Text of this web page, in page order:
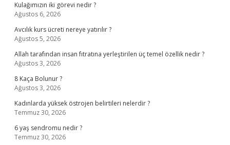
Kulağımızın iki görevi nedir ?
Ağustos 6, 2026
Avcılık kurs ücreti nereye yatırılır ?
Ağustos 5, 2026
Allah tarafından insan fıtratına yerleştirilen üç temel özellik nedir ?
Ağustos 3, 2026
8 Kaça Bolunur ?
Ağustos 3, 2026
Kadınlarda yüksek östrojen belirtileri nelerdir ?
Temmuz 30, 2026
6 yaş sendromu nedir ?
Temmuz 30, 2026